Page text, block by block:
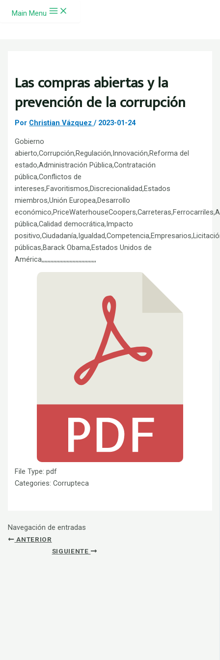
Ir al contenido
Main Menu
Las compras abiertas y la
prevención de la corrupción
Por Christian Vázquez/ 2023-01-24
Gobierno
abierto,Corrupción,Regulación,Innovación,Reforma del
estado,Administración Pública,Contratación
pública,Conflictos de
intereses,Favoritismos,Discrecionalidad,Estados
miembros,Unión Europea,Desarrollo
pública,Calidad democrática,Impacto
públicas,Barack Obama,Estados Unidos de
América,,,,,,,,,,,,,,,,,,,,,,,,,,,,,,,,,,,,,
File Type:pdf
Categories:Corrupteca
Navegación de entradas
ANTERIOR
SIGUIENTE